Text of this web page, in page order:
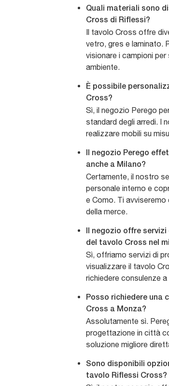
Quali materiali sono
Cross di Riflessi?
Il tavolo Cross offre
vetro, gres e laminato.
visionare i campioni
ambiente.
È possibile
Cross?
Sì, il negozio Perego
standard degli arredi. I
realizzare mobili su
Il negozio Perego
anche a Milano?
Certamente, il nostro
personale interno e
e Como. Ti
della merce.
Il negozio offre
del tavolo Cross nel
Sì, offriamo servizi di
visualizzare il tavolo
richiedere consulenze
Posso richiedere una
Cross a Monza?
Assolutamente sì.
progettazione in città
soluzione migliore
Sono disponibili
tavolo Riflessi Cross?